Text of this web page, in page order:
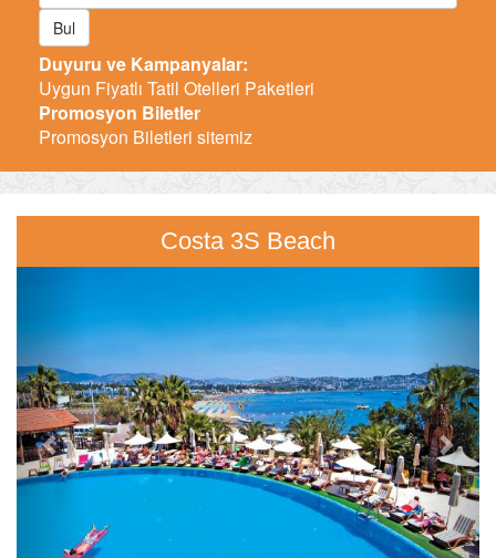
Bul
Duyuru ve Kampanyalar:
Uygun Fiyatlı Tatil Otelleri Paketleri
Promosyon Biletler
Promosyon Biletleri sitemiz
Costa 3S Beach